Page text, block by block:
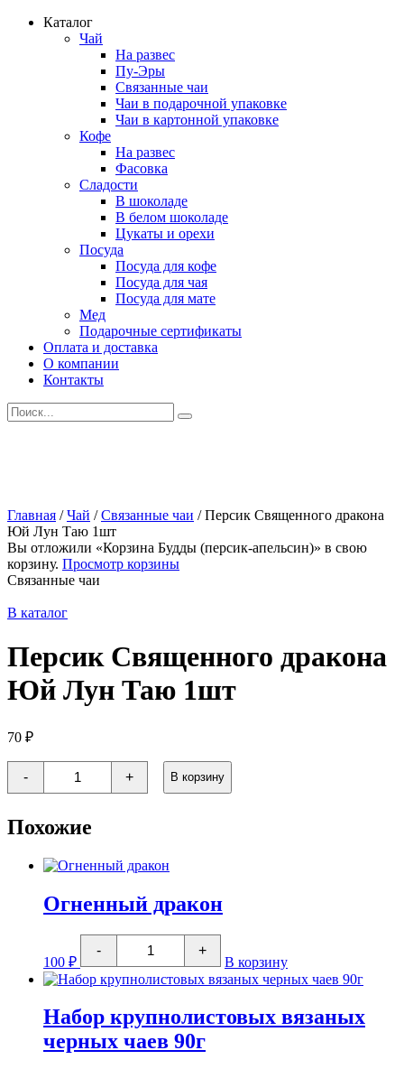
Каталог
Чай
На развес
Пу-Эры
Связанные чаи
Чаи в подарочной упаковке
Чаи в картонной упаковке
Кофе
На развес
Фасовка
Сладости
В шоколаде
В белом шоколаде
Цукаты и орехи
Посуда
Посуда для кофе
Посуда для чая
Посуда для мате
Мед
Подарочные сертификаты
Оплата и доставка
О компании
Контакты
Искать:
Главная /Чай /Связанные чаи /Персик Священного дракона
Юй Лун Таю 1шт
Вы отложили «Корзина Будды (персик-апельсин)» в свою
корзину. Просмотр корзины
Связанные чаи
В каталог
Персик Священного дракона
Юй Лун Таю 1шт
70 ₽
-
Количество
товара
Персик
дракона
Юй
Таю
+ В корзину
Похожие
Огненный дракон
100 ₽
-
Количество
товара
Огненный
дракон
+
В корзину
Набор крупнолистовых вязаных
черных чаев 90г